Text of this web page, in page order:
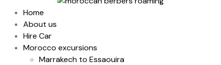
Home
About us
Hire Car
Morocco excursions
Marrakech to Essaouira